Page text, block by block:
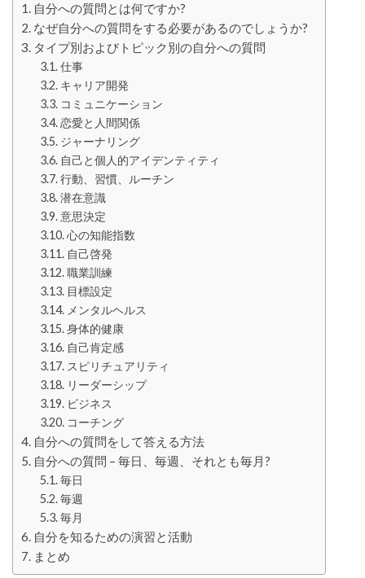
自分への質問とは何ですか?
なぜ自分への質問をする必要があるのでしょうか?
タイプ別およびトピック別の自分への質問
仕事
キャリア開発
コミュニケーション
恋愛と人間関係
ジャーナリング
自己と個人的アイデンティティ
行動、習慣、ルーチン
潜在意識
意思決定
心の知能指数
自己啓発
職業訓練
目標設定
メンタルヘルス
身体的健康
自己肯定感
スピリチュアリティ
リーダーシップ
ビジネス
コーチング
自分への質問をして答える方法
自分への質問 – 毎日、毎週、それとも毎月?
毎日
毎週
毎月
自分を知るための演習と活動
まとめ